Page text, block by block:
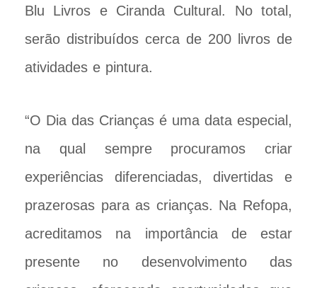
Blu Livros e Ciranda Cultural. No total,
serão distribuídos cerca de 200 livros de
atividades e pintura.
“O Dia das Crianças é uma data especial,
na qual sempre procuramos criar
experiências diferenciadas, divertidas e
prazerosas para as crianças. Na Refopa,
acreditamos na importância de estar
presente no desenvolvimento das